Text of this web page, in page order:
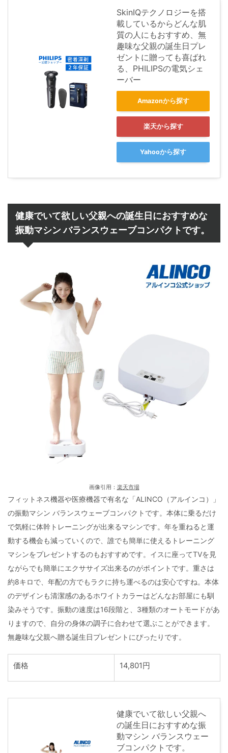
SkinIQテクノロジーを搭
載しているからどんな肌
質の人にもおすすめ、無
趣味な父親の誕生日プレ
ゼントに贈っても喜ばれ
る、PHILIPSの電気シェ
ーバー
Amazonから探す
楽天から探す
Yahooから探す
健康でいて欲しい父親への誕生日におすすめな
振動マシン バランスウェーブコンパクトです。
画像引用： 楽天市場
フィットネス機器や医療機器で有名な「ALINCO（アルインコ）」
の振動マシン バランスウェーブコンパクトです。本体に乗るだけ
で気軽に体幹トレーニングが出来るマシンです。年を重ねると運
動する機会も減っていくので、誰でも簡単に使えるトレーニング
マシンをプレゼントするのもおすすめです。イスに座ってTVを見
ながらでも簡単にエクササイズ出来るのがポイントです。重さは
約8キロで、年配の方でもラクに持ち運べるのは安心ですね。本体
のデザインも清潔感のあるホワイトカラーはどんなお部屋にも馴
染みそうです。振動の速度は16段階と、3種類のオートモードがあ
りますので、自分の身体の調子に合わせて選ぶことができます。
無趣味な父親へ贈る誕生日プレゼントにぴったりです。
価格 14,801円
健康でいて欲しい父親へ
の誕生日におすすめな振
動マシン バランスウェー
ブコンパクトです。